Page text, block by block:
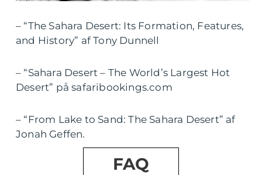
– “The Sahara Desert: Its Formation, Features,
and History” af Tony Dunnell
– “Sahara Desert – The World’s Largest Hot
Desert” på safaribookings.com
– “From Lake to Sand: The Sahara Desert” af
Jonah Geffen.
FAQ